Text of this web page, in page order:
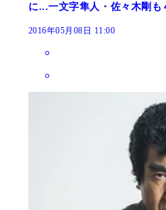
に...一文字隼人・佐々木剛も
2016年05月08日 11:00